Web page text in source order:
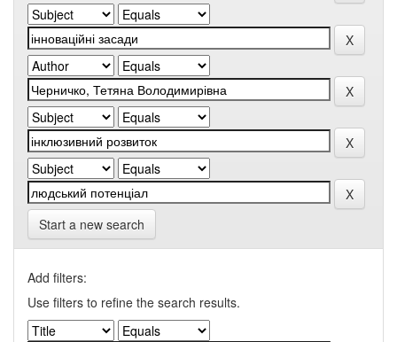
Start a new search
Add filters:
Use filters to refine the search results.